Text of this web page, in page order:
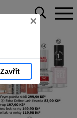
×
Zavřít